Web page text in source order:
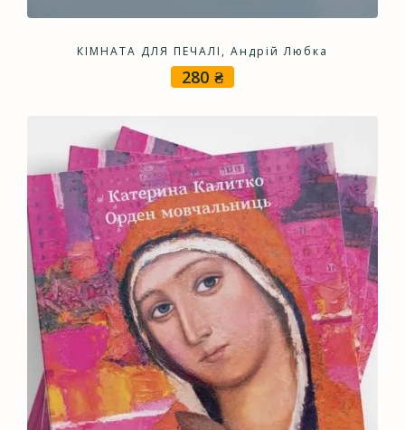
КІМНАТА ДЛЯ ПЕЧАЛІ, Андрій Любка
280 ₴